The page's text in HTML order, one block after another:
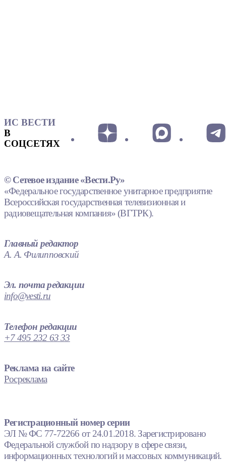
ИС ВЕСТИ
В
СОЦСЕТЯХ
© Сетевое издание «Вести.Ру»
«Федеральное государственное унитарное предприятие
Всероссийская государственная телевизионная и
радиовещательная компания» (ВГТРК).
Главный редактор
А. А. Филипповский
Эл. почта редакции
info@vesti.ru
Телефон редакции
+7 495 232 63 33
Реклама на сайте
Росреклама
Регистрационный номер серии
ЭЛ № ФС 77-72266 от 24.01.2018. Зарегистрировано
Федеральной службой по надзору в сфере связи,
информационных технологий и массовых коммуникаций.